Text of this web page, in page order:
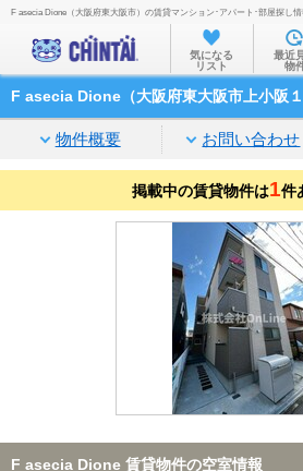
お部屋を探す
沿線・駅
家賃相場か
通勤通学
物件特集
不動産会
TOP
F asecia Dione（大阪府東大阪市）の賃貸マンション･アパート･部屋探し情
気になる
リスト
最近
物
F asecia Dione（大阪府東大阪市上小阪
物件概要 お問い合わせ
掲載中の賃貸物件は1件
F asecia Dione 賃貸物件の空室情報